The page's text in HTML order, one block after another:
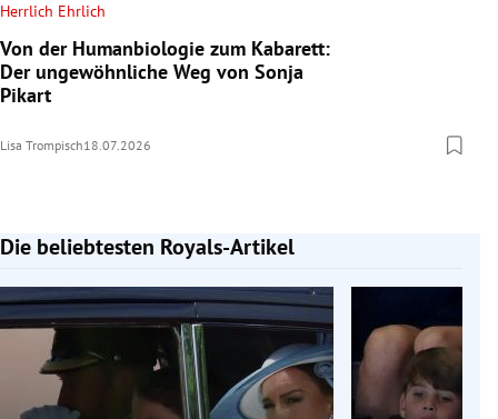
Herrlich Ehrlich
Von der Humanbiologie zum Kabarett:
Der ungewöhnliche Weg von Sonja
Pikart
Lisa Trompisch18.07.2026
Die beliebtesten Royals-Artikel
Slide 1 von 7